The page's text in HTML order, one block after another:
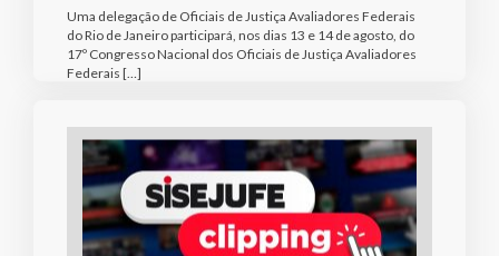
Uma delegação de Oficiais de Justiça Avaliadores Federais
do Rio de Janeiro participará, nos dias 13 e 14 de agosto, do
17º Congresso Nacional dos Oficiais de Justiça Avaliadores
Federais […]